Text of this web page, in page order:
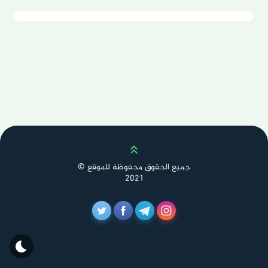
Scroll up
جميع الحقوق محفوظة للموقع ©
2021